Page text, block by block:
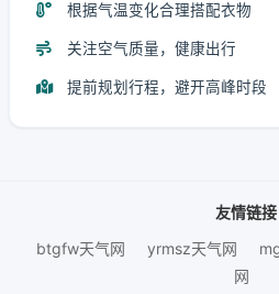
根据气温变化合理搭配衣物
关注空气质量，健康出行
提前规划行程，避开高峰时段
友情链接
btgfw天气网
yrmsz天气网
网